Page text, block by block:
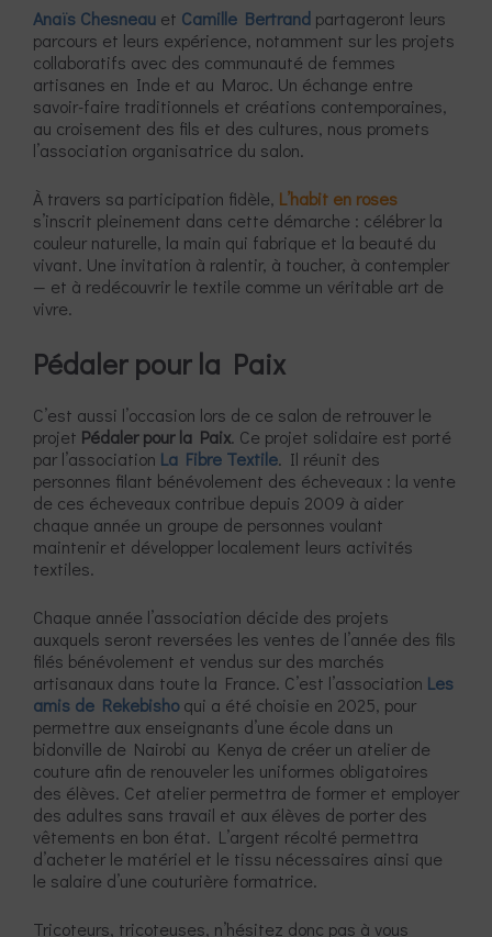
Anaïs Chesneau et Camille Bertrand partageront leurs
parcours et leurs expérience, notamment sur les projets
collaboratifs avec des communauté de femmes
artisanes en Inde et au Maroc. Un échange entre
savoir-faire traditionnels et créations contemporaines,
au croisement des fils et des cultures, nous promets
l’association organisatrice du salon.
À travers sa participation fidèle, L’habit en roses
s’inscrit pleinement dans cette démarche : célébrer la
couleur naturelle, la main qui fabrique et la beauté du
vivant. Une invitation à ralentir, à toucher, à contempler
— et à redécouvrir le textile comme un véritable art de
vivre.
Pédaler pour la Paix
C’est aussi l’occasion lors de ce salon de retrouver le
projet Pédaler pour la Paix. Ce projet solidaire est porté
par l’association La Fibre Textile. Il réunit des
personnes filant bénévolement des écheveaux : la vente
de ces écheveaux contribue depuis 2009 à aider
chaque année un groupe de personnes voulant
maintenir et développer localement leurs activités
textiles.
Chaque année l’association décide des projets
auxquels seront reversées les ventes de l’année des fils
filés bénévolement et vendus sur des marchés
artisanaux dans toute la France. C’est l’association Les
amis de Rekebishoqui a été choisie en 2025, pour
permettre aux enseignants d’une école dans un
bidonville de Nairobi au Kenya de créer un atelier de
couture afin de renouveler les uniformes obligatoires
des élèves. Cet atelier permettra de former et employer
des adultes sans travail et aux élèves de porter des
vêtements en bon état. L’argent récolté permettra
d’acheter le matériel et le tissu nécessaires ainsi que
le salaire d’une couturière formatrice.
Tricoteurs, tricoteuses, n’hésitez donc pas à vous